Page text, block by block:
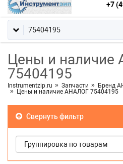
+7
Цены и наличие
75404195
Instrumentzip.ru Запчасти
Бренд
Цены и наличие АНАЛОГ 75404195
Свернуть фильтр